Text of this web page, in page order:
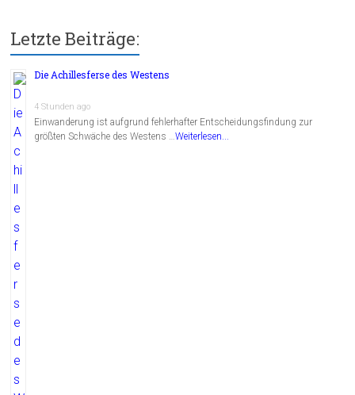
Letzte Beiträge:
Die Achillesferse des Westens
4 Stunden ago
Einwanderung ist aufgrund fehlerhafter Entscheidungsfindung zur
größten Schwäche des Westens …Weiterlesen...